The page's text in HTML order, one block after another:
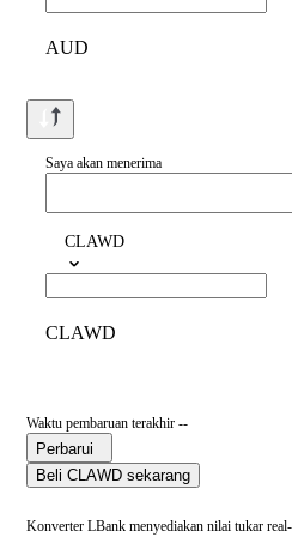
AUD
Saya akan menerima
CLAWD
CLAWD
Waktu pembaruan terakhir --
Perbarui
Beli CLAWD sekarang
Konverter LBank menyediakan nilai tukar